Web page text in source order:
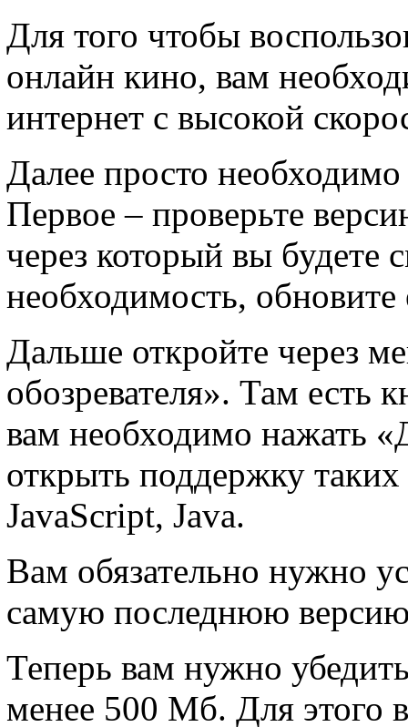
Для того чтобы
онлайн кино, вам
интернет с высокой
Далее просто
Первое – проверьте
через который вы будете
необходимость,
Дальше откройте через
обозревателя». Там есть
вам необходимо нажать
открыть поддержку
JavaScript, Java.
Вам обязательно нужно
самую последнюю версию
Теперь вам нужно
менее 500 Мб. Для этого